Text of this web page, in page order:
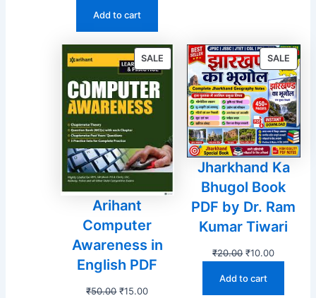
was:
Add to cart
SALE PRODUCT
Arihant
Computer
Awareness in
English PDF
₹50.00 Original
₹15.00Current
SALE
ON
SALE
Jharkhand Ka
Bhugol Book
PDF by Dr. Ram
Kumar Tiwari
₹20.00 Original
was:
₹10.00Current
Add to cart